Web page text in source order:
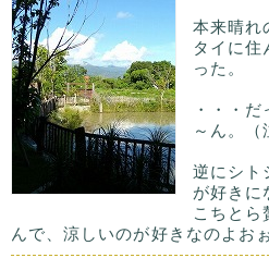
本来晴れ
タイに住
った。
・・・
～ん。（
逆にシト
が好きに
こちとら
んで、涼しいのが好きなのよお